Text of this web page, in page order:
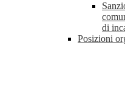
di
Posizioni